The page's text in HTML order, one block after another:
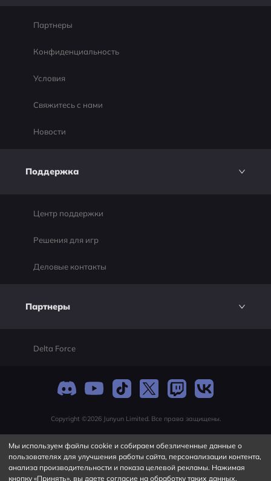
Партнеры
Конфиденциальность
Условия
Свяжитесь с нами
Новости
Поддержка
Центр поддержки
Решения для игр
Деловые контакты
Партнеры
Delta Force
Copyright ©2026 Junyun Limited. Все права защищены.
Мы используем файлы cookie и собираем обезличенные данные о
пользователях для улучшения работы сайта, персонализации контента,
анализа производительности и показа целевой рекламы. Нажимая
кнопку «Принять», вы даете согласие на обработку таких данных.